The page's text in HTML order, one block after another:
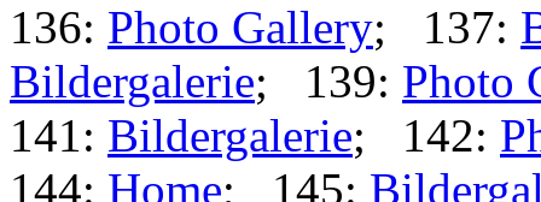
136: Photo Gallery; 137:
Bildergalerie; 139: Photo
141: Bildergalerie; 142:
144: Home; 145: